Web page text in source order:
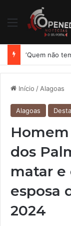
Menu
Início / Alagoas
Alagoas
dos
matar e
esposa
2024